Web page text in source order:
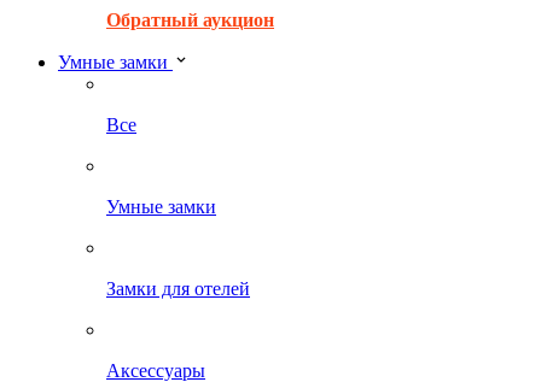
Обратный аукцион
Умные замки
Все
Умные замки
Замки для отелей
Аксессуары